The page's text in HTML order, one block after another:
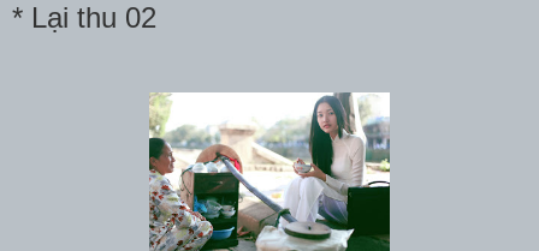
* Lại thu 02